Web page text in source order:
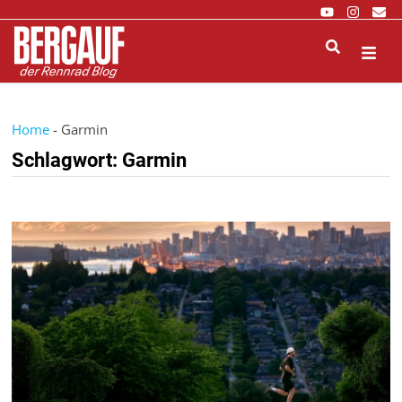
zum
Inhalt
Home - Garmin
Schlagwort: Garmin